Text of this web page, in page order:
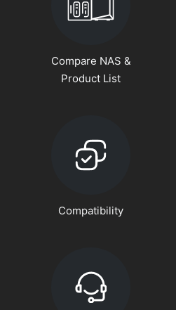
Compare NAS &
Product List
Compatibility